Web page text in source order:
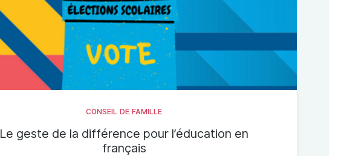
Le geste de la différence pour l’éducation en
français
CONSEIL DE FAMILLE